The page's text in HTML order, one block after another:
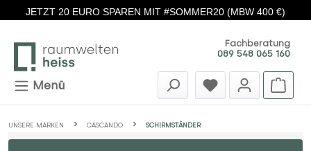
Zum Hauptinhalt springen
JETZT 20 EURO SPAREN MIT #SOMMER20 (MBW 400 €)
Fachberatung
089 548 065 160
Menü
UNSERE MARKEN CASCANDO SCHIRMSTÄNDER